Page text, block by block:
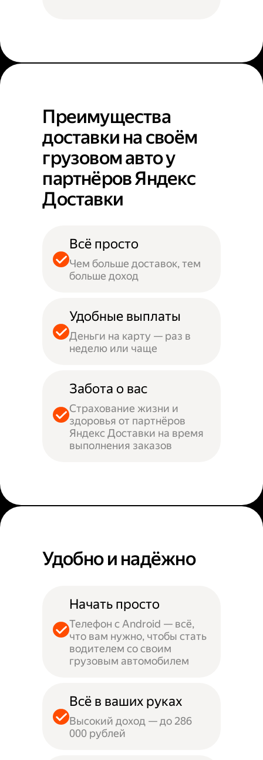
Преимущества
доставки на своём
грузовом авто у
партнёров Яндекс
Доставки
Всё просто
Чем больше доставок, тем
больше доход
Удобные выплаты
Деньги на карту — раз в
неделю или чаще
Забота о вас
Страхование жизни и
здоровья от партнёров
Яндекс Доставки на время
выполнения заказов
Удобно и надёжно
Начать просто
Телефон с Android — всё,
что вам нужно, чтобы стать
водителем со своим
грузовым автомобилем
Всё в ваших руках
Высокий доход — до 286
000 рублей